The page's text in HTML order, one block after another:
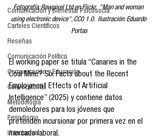
Comunicación y Bienestar Psicosocia
Carteles Científicos
Reseñas
Comunicación Política
Comunicación y Educación
Convocatorias
Metodología
Periodismo
IA Inclusiva
Fotografía: Rawpixel Ltd en Flickr,  "Man and woman
using electronic device", CC0 1.0.  Ilustración: Eduardo
Portas
El working paper se titula “Canaries in the
Coal Mine? Six Facts about the Recent
Employment Effects of Artificial
Intelligence” (2025) y contiene datos
demoledores para los jóvenes que
pretenden incursionar por primera vez en el
mercado laboral.